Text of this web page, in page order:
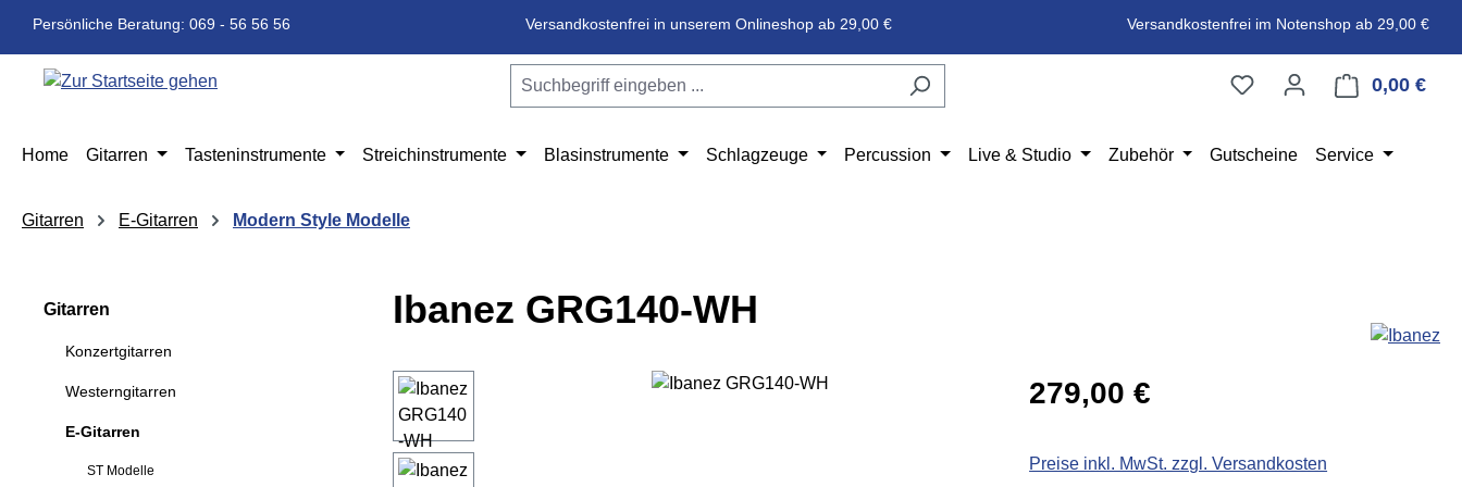
Hauptinhalt springen
Zur Suche springen
Zur Hauptnavigation springen
Persönliche Beratung: 069 - 56 56 56 Versandkostenfrei in unserem Onlineshop ab 29,00 € Versandkostenfrei im Notenshop ab 29,00 €
0,00 €
Home Gitarren Tasteninstrumente Streichinstrumente Blasinstrumente Schlagzeuge Percussion Live & Studio Zubehör Gutscheine Service
Gitarren E-Gitarren Modern Style Modelle
Gitarren
Konzertgitarren
Westerngitarren
E-Gitarren
ST Modelle
Ibanez GRG140-WH
Bildergalerie überspringen Regulärer Preis:
279,00 €
Preise inkl. MwSt. zzgl. Versandkosten